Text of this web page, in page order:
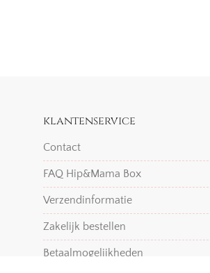
klantenservice
Contact
FAQ Hip&Mama Box
Verzendinformatie
Zakelijk bestellen
Betaalmogelijkheden